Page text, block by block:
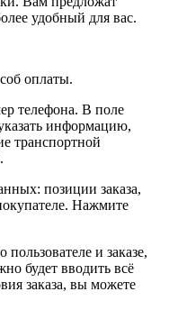
удобный для вас.
оплаты.
телефона. В поле
информацию,
транспортной
позиции заказа,
Нажмите
и заказе,
будет вводить всё
заказа, вы можете